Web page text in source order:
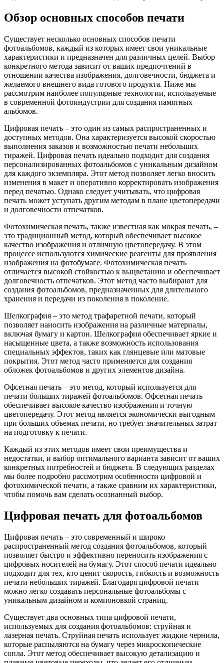
Обзор основных способов печати
Существует несколько основных способов печати
фотоальбомов, каждый из которых имеет свои уникальные
характеристики и предназначен для различных целей. Выбор
конкретного метода зависит от ваших предпочтений в
отношении качества изображения, долговечности, бюджета и
желаемого внешнего вида готового продукта. Ниже мы
рассмотрим наиболее популярные технологии, используемые
в современной фотоиндустрии для создания памятных
альбомов.
Цифровая печать – это один из самых распространенных и
доступных методов. Она характеризуется высокой скоростью
выполнения заказов и возможностью печати небольших
тиражей. Цифровая печать идеально подходит для создания
персонализированных фотоальбомов с уникальным дизайном
для каждого экземпляра. Этот метод позволяет легко вносить
изменения в макет и оперативно корректировать изображения
перед печатью. Однако следует учитывать, что цифровая
печать может уступать другим методам в плане цветопередачи
и долговечности отпечатков.
Фотохимическая печать, также известная как мокрая печать, –
это традиционный метод, который обеспечивает высокое
качество изображения и отличную цветопередачу. В этом
процессе используются химические реагенты для проявления
изображения на фотобумаге. Фотохимическая печать
отличается высокой стойкостью к выцветанию и обеспечивает
долговечность отпечатков. Этот метод часто выбирают для
создания фотоальбомов, предназначенных для длительного
хранения и передачи из поколения в поколение.
Шелкография – это метод трафаретной печати, который
позволяет наносить изображения на различные материалы,
включая бумагу и картон. Шелкография обеспечивает яркие и
насыщенные цвета, а также возможность использования
специальных эффектов, таких как глянцевые или матовые
покрытия. Этот метод часто применяется для создания
обложек фотоальбомов и других элементов дизайна.
Офсетная печать – это метод, который используется для
печати больших тиражей фотоальбомов. Офсетная печать
обеспечивает высокое качество изображения и точную
цветопередачу. Этот метод является экономически выгодным
при больших объемах печати, но требует значительных затрат
на подготовку к печати.
Каждый из этих методов имеет свои преимущества и
недостатки, и выбор оптимального варианта зависит от ваших
конкретных потребностей и бюджета. В следующих разделах
мы более подробно рассмотрим особенности цифровой и
фотохимической печати, а также сравним их характеристики,
чтобы помочь вам сделать осознанный выбор.
Цифровая печать для фотоальбомов
Цифровая печать – это современный и широко
распространенный метод создания фотоальбомов, который
позволяет быстро и эффективно переносить изображения с
цифровых носителей на бумагу. Этот способ печати идеально
подходит для тех, кто ценит скорость, гибкость и возможность
печати небольших тиражей. Благодаря цифровой печати
можно легко создавать персональные фотоальбомы с
уникальным дизайном и компоновкой страниц.
Существует два основных типа цифровой печати,
используемых для создания фотоальбомов: струйная и
лазерная печать. Струйная печать использует жидкие чернила,
которые распыляются на бумагу через микроскопические
сопла. Этот метод обеспечивает высокую детализацию и